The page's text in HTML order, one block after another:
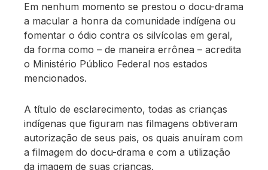
Em nenhum momento se prestou o docu-drama
a macular a honra da comunidade indígena ou
fomentar o ódio contra os silvícolas em geral,
da forma como – de maneira errônea – acredita
o Ministério Público Federal nos estados
mencionados.
A título de esclarecimento, todas as crianças
indígenas que figuram nas filmagens obtiveram
autorização de seus pais, os quais anuíram com
a filmagem do docu-drama e com a utilização
da imagem de suas crianças.